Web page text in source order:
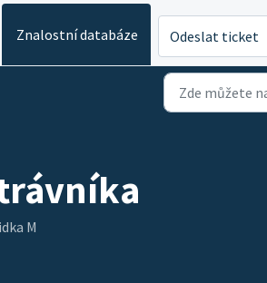
Znalostní databáze Odeslat ticket
M